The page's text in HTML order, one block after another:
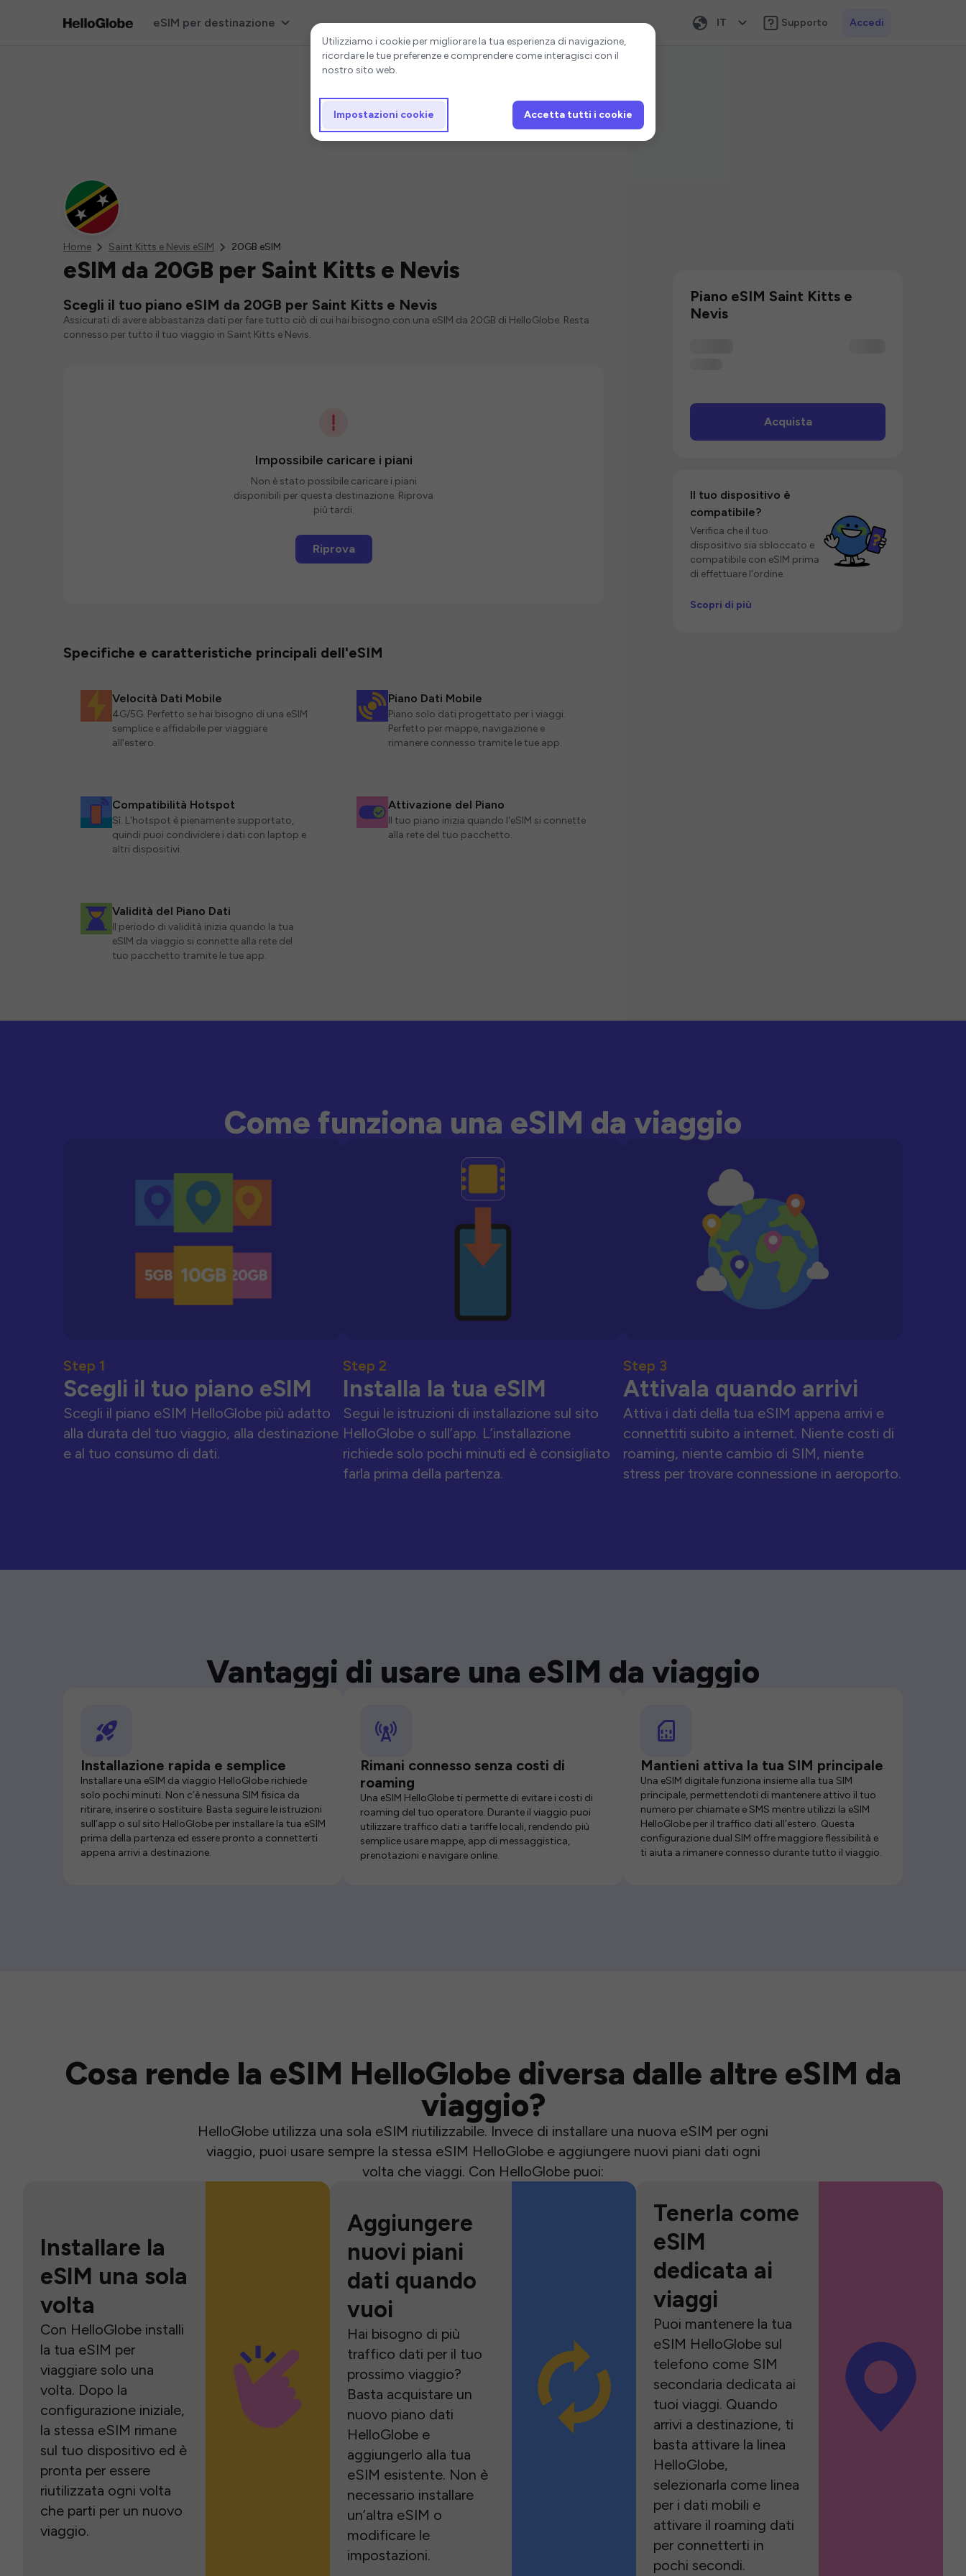
eSIM per destinazione IT Supporto Accedi
Home Saint Kitts e Nevis eSIM 20GB eSIM
eSIM da 20GB per Saint Kitts e Nevis
Scegli il tuo piano eSIM da 20GB per Saint Kitts e Nevis
Assicurati di avere abbastanza dati per fare tutto ciò di cui hai bisogno con una eSIM da 20GB di HelloGlobe. Resta
connesso per tutto il tuo viaggio in Saint Kitts e Nevis.
Impossibile caricare i piani
Non è stato possibile caricare i piani
disponibili per questa destinazione. Riprova
più tardi.
Riprova
Specifiche e caratteristiche principali dell'eSIM
Velocità Dati Mobile
4G/5G. Perfetto se hai bisogno di una eSIM
semplice e affidabile per viaggiare
all'estero.
Piano Dati Mobile
Piano solo dati progettato per i viaggi.
Perfetto per mappe, navigazione e
rimanere connesso tramite le tue app.
Compatibilità Hotspot
Sì. L'hotspot è pienamente supportato,
quindi puoi condividere i dati con laptop e
altri dispositivi.
Attivazione del Piano
Il tuo piano inizia quando l'eSIM si connette
alla rete del tuo pacchetto.
Validità del Piano Dati
Il periodo di validità inizia quando la tua
eSIM da viaggio si connette alla rete del
tuo pacchetto tramite le tue app.
Piano eSIM Saint Kitts e
Nevis
Acquista
Il tuo dispositivo è
compatibile?
Verifica che il tuo
dispositivo sia sbloccato e
compatibile con eSIM prima
di effettuare l'ordine.
Scopri di più
Come funziona una eSIM da viaggio
Step 1
Scegli il tuo piano eSIM
Scegli il piano eSIM HelloGlobe più adatto
alla durata del tuo viaggio, alla destinazione
e al tuo consumo di dati.
Step 2
Installa la tua eSIM
Segui le istruzioni di installazione sul sito
HelloGlobe o sull’app. L’installazione
richiede solo pochi minuti ed è consigliato
farla prima della partenza.
Step 3
Attivala quando arrivi
Attiva i dati della tua eSIM appena arrivi e
connettiti subito a internet. Niente costi di
roaming, niente cambio di SIM, niente
stress per trovare connessione in aeroporto.
Vantaggi di usare una eSIM da viaggio
Installazione rapida e semplice
Installare una eSIM da viaggio HelloGlobe richiede
solo pochi minuti. Non c’è nessuna SIM fisica da
ritirare, inserire o sostituire. Basta seguire le istruzioni
sull’app o sul sito HelloGlobe per installare la tua eSIM
prima della partenza ed essere pronto a connetterti
appena arrivi a destinazione.
Rimani connesso senza costi di
roaming
Una eSIM HelloGlobe ti permette di evitare i costi di
roaming del tuo operatore. Durante il viaggio puoi
utilizzare traffico dati a tariffe locali, rendendo più
semplice usare mappe, app di messaggistica,
prenotazioni e navigare online.
Mantieni attiva la tua SIM principale
Una eSIM digitale funziona insieme alla tua SIM
principale, permettendoti di mantenere attivo il tuo
numero per chiamate e SMS mentre utilizzi la eSIM
HelloGlobe per il traffico dati all’estero. Questa
configurazione dual SIM offre maggiore flessibilità e
ti aiuta a rimanere connesso durante tutto il viaggio.
Cosa rende la eSIM HelloGlobe diversa dalle altre eSIM da
viaggio?
HelloGlobe utilizza una sola eSIM riutilizzabile. Invece di installare una nuova eSIM per ogni
viaggio, puoi usare sempre la stessa eSIM HelloGlobe e aggiungere nuovi piani dati ogni
volta che viaggi. Con HelloGlobe puoi:
Installare la
eSIM una sola
volta
Con HelloGlobe installi
la tua eSIM per
viaggiare solo una
volta. Dopo la
configurazione iniziale,
la stessa eSIM rimane
sul tuo dispositivo ed è
pronta per essere
riutilizzata ogni volta
che parti per un nuovo
viaggio.
Aggiungere
nuovi piani
dati quando
vuoi
Hai bisogno di più
traffico dati per il tuo
prossimo viaggio?
Basta acquistare un
nuovo piano dati
HelloGlobe e
aggiungerlo alla tua
eSIM esistente. Non è
necessario installare
un’altra eSIM o
modificare le
impostazioni.
Tenerla come
eSIM
dedicata ai
viaggi
Puoi mantenere la tua
eSIM HelloGlobe sul
telefono come SIM
secondaria dedicata ai
tuoi viaggi. Quando
arrivi a destinazione, ti
basta attivare la linea
HelloGlobe,
selezionarla come linea
per i dati mobili e
attivare il roaming dati
per connetterti in
pochi secondi.
Impostazioni cookie
Utilizziamo i cookie per migliorare la tua esperienza di navigazione,
ricordare le tue preferenze e comprendere come interagisci con il
nostro sito web.
Impostazioni cookie Accetta tutti i cookie